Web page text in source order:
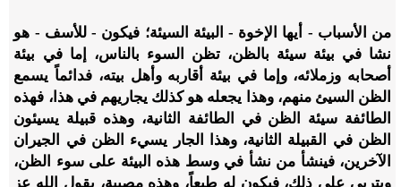
من الأسباب - أيها الإخوة - البيئة السيئة؛ فيكون - للأسف - هو
نشا في بيئة سيئة بالظن، تظن السوء بالناس، إما في بيئة
أصحابه وزملائه، وإما في بيئة أقاربه وأهل بيته، فدائماً يسمع
الظن السيئ منهم، وهذا يجعله هو كذلك يجاريهم في هذا، فهذه
الطائفة سيئة الظن في الطائفة الثانية، وهذه قبيلة يسيئون
الظن في القبيلة الثانية، وهذا الجار يسيء الظن في الجيران
الآخرين، فينشأ من نشأ في وسط هذه البيئة على سوء الظن،
ويتربى على ذلك، فيكون له طبعاً، وهذه مصيبة، يقول الله عز